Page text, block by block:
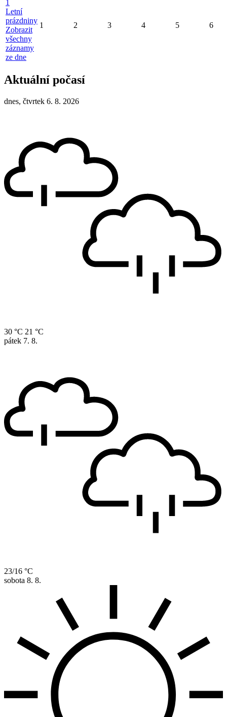
1
Letní
prázdniny
Zobrazit
všechny
záznamy
ze dne
1 2 3 4 5 6
Aktuální počasí
dnes, čtvrtek 6. 8. 2026
30 °C 21 °C
pátek 7. 8.
23/16 °C
sobota 8. 8.